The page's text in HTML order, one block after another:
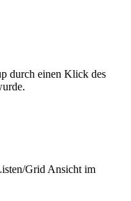
durch einen Klick des
Grid Ansicht im